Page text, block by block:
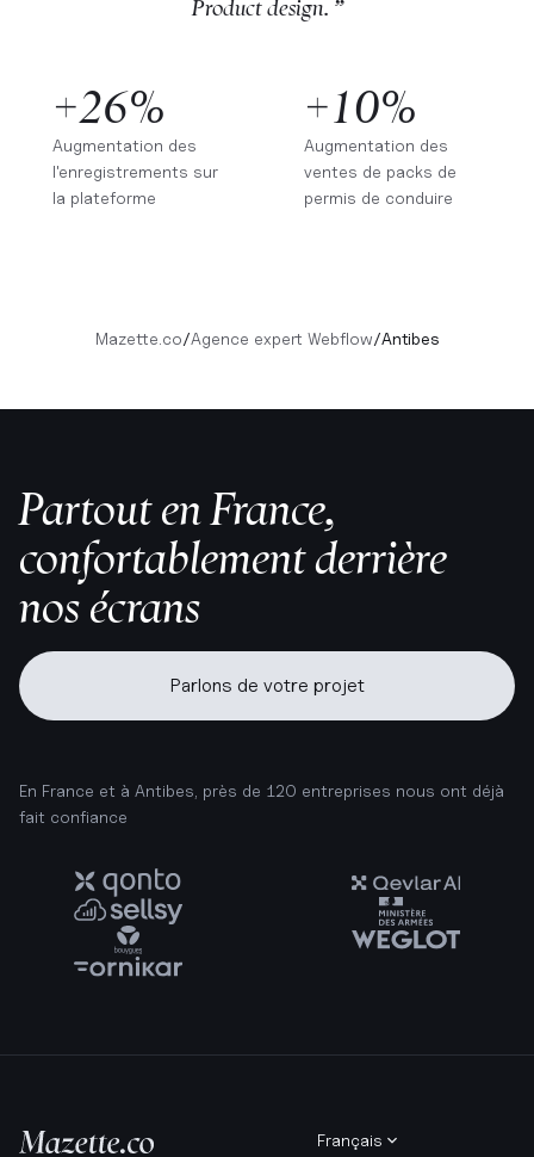
Product design. ”
+26%
Augmentation des
l'enregistrements sur
la plateforme
+10%
Augmentation des
ventes de packs de
permis de conduire
Mazette.co/Agence expert Webflow/Antibes
Partout en France,
confortablement derrière
nos écrans
Parlons de votre projet
En France et à Antibes, près de 120 entreprises nous ont déjà
fait confiance
Français